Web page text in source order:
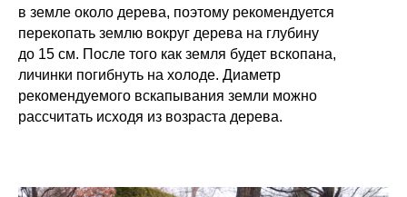
в земле около дерева, поэтому рекомендуется
перекопать землю вокруг дерева на глубину
до 15 см. После того как земля будет вскопана,
личинки погибнуть на холоде. Диаметр
рекомендуемого вскапывания земли можно
рассчитать исходя из возраста дерева.